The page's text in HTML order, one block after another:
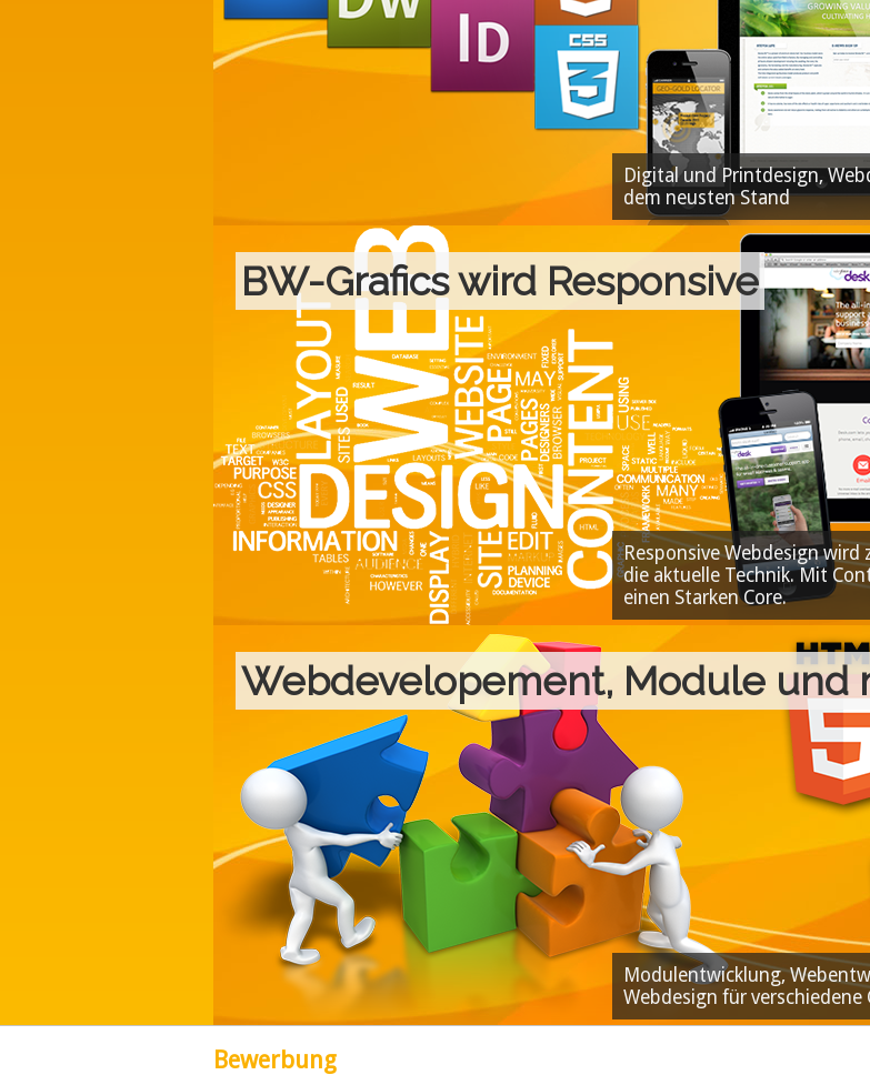
Digital und Printdesign,
dem neusten Stand
BW-Grafics wird Responsive
Responsive Webdesign wird
die aktuelle Technik. Mit
einen Starken Core.
Webdevelopement, Module und
Modulentwicklung,
Webdesign für
Bewerbung